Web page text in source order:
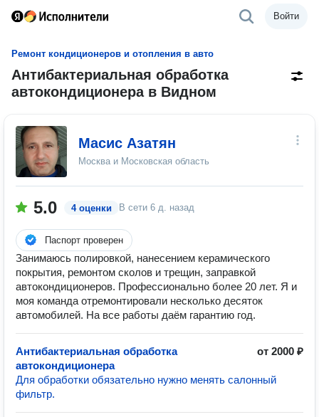
Войти
Ремонт кондиционеров и отопления в авто
Антибактериальная обработка
автокондиционера в Видном
Масис Азатян
Москва и Московская область
5.0 4 оценки В сети 6 д. назад
Паспорт проверен
Занимаюсь полировкой, нанесением керамического
покрытия, ремонтом сколов и трещин, заправкой
автокондиционеров. Профессионально более 20 лет. Я и
моя команда отремонтировали несколько десяток
автомобилей. На все работы даём гарантию год.
Антибактериальная обработка
автокондиционера
от 2000 ₽
Для обработки обязательно нужно менять салонный
фильтр.